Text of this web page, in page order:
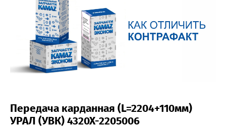
Передача карданная (L=2204+110мм)
УРАЛ (УВК) 4320Х-2205006